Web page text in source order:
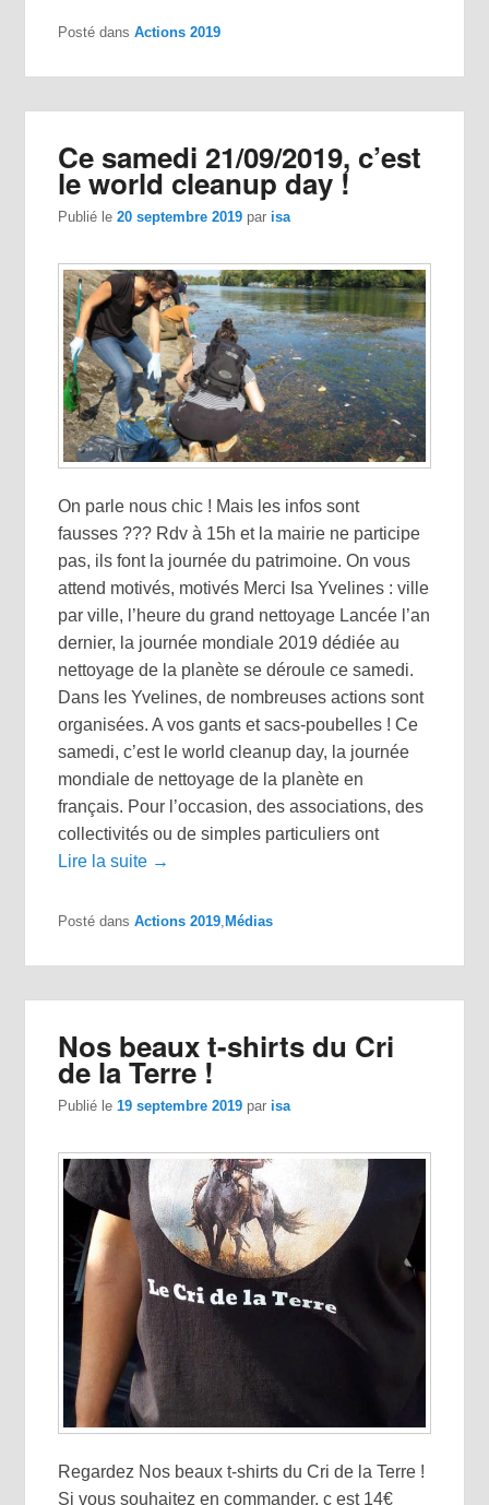
Posté dans Actions 2019
Ce samedi 21/09/2019, c’est
le world cleanup day !
Publié le20 septembre 2019 par isa
On parle nous chic ! Mais les infos sont
fausses ??? Rdv à 15h et la mairie ne participe
pas, ils font la journée du patrimoine. On vous
attend motivés, motivés Merci Isa Yvelines : ville
par ville, l’heure du grand nettoyage Lancée l’an
dernier, la journée mondiale 2019 dédiée au
nettoyage de la planète se déroule ce samedi.
Dans les Yvelines, de nombreuses actions sont
organisées. A vos gants et sacs-poubelles ! Ce
samedi, c’est le world cleanup day, la journée
mondiale de nettoyage de la planète en
français. Pour l’occasion, des associations, des
collectivités ou de simples particuliers ont
Lire la suite →
Posté dans Actions 2019, Médias
Nos beaux t-shirts du Cri
de la Terre !
Publié le19 septembre 2019 par isa
Regardez Nos beaux t-shirts du Cri de la Terre !
Si vous souhaitez en commander, c est 14€